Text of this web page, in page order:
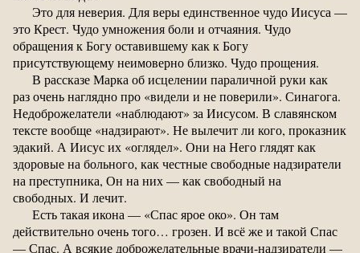
Это для неверия. Для веры единственное чудо Иисуса —
это Крест. Чудо умножения боли и отчаяния. Чудо
обращения к Богу оставившему как к Богу
присутствующему неимоверно близко. Чудо прощения.
В рассказе Марка об исцелении параличной руки как
раз очень наглядно про «видели и не поверили». Синагога.
Недоброжелатели «наблюдают» за Иисусом. В славянском
тексте вообще «надзирают». Не вылечит ли кого, проказник
эдакий. А Иисус их «оглядел». Они на Него глядят как
здоровые на больного, как честные свободные надзиратели
на преступника, Он на них — как свободный на
свободных. И лечит.
Есть такая икона — «Спас ярое око». Он там
действительно очень того… грозен. И всё же и такой Спас
— Спас. А всякие доброжелательные врачи-надзиратели —